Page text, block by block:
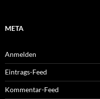
META
Anmelden
Eintrags-Feed
Kommentar-Feed